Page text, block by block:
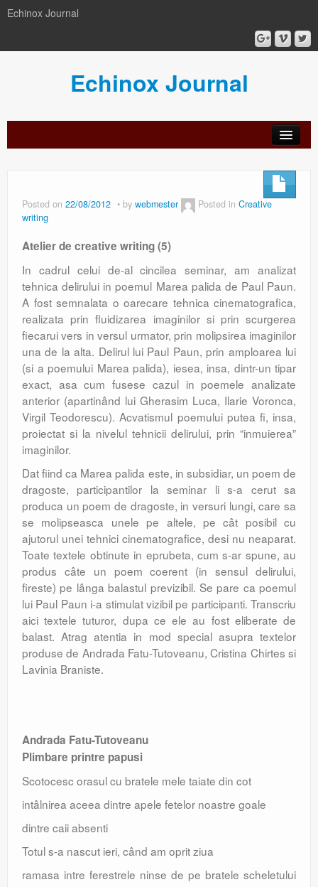
Echinox Journal
Echinox Journal
for
for
review
Ethics
Posted on 22/08/2012 by webmester Posted in Creative
writing
Atelier de creative writing (5)
In cadrul celui de-al cincilea seminar, am analizat
tehnica delirului in poemul Marea palida de Paul Paun.
A fost semnalata o oarecare tehnica cinematografica,
realizata prin fluidizarea imaginilor si prin scurgerea
fiecarui vers in versul urmator, prin molipsirea imaginilor
una de la alta. Delirul lui Paul Paun, prin amploarea lui
(si a poemului Marea palida), iesea, insa, dintr-un tipar
exact, asa cum fusese cazul in poemele analizate
anterior (apartinând lui Gherasim Luca, Ilarie Voronca,
Virgil Teodorescu). Acvatismul poemului putea fi, insa,
proiectat si la nivelul tehnicii delirului, prin “inmuierea”
imaginilor.
Dat fiind ca Marea palida este, in subsidiar, un poem de
dragoste, participantilor la seminar li s-a cerut sa
produca un poem de dragoste, in versuri lungi, care sa
se molipseasca unele pe altele, pe cât posibil cu
ajutorul unei tehnici cinematografice, desi nu neaparat.
Toate textele obtinute in eprubeta, cum s-ar spune, au
produs câte un poem coerent (in sensul delirului,
fireste) pe lânga balastul previzibil. Se pare ca poemul
lui Paul Paun i-a stimulat vizibil pe participanti. Transcriu
aici textele tuturor, dupa ce ele au fost eliberate de
balast. Atrag atentia in mod special asupra textelor
produse de Andrada Fatu-Tutoveanu, Cristina Chirtes si
Lavinia Braniste.
Andrada Fatu-Tutoveanu
Plimbare printre papusi
Scotocesc orasul cu bratele mele taiate din cot
intâlnirea aceea dintre apele fetelor noastre goale
dintre caii absenti
Totul s-a nascut ieri, când am oprit ziua
ramasa intre ferestrele ninse de pe bratele scheletului